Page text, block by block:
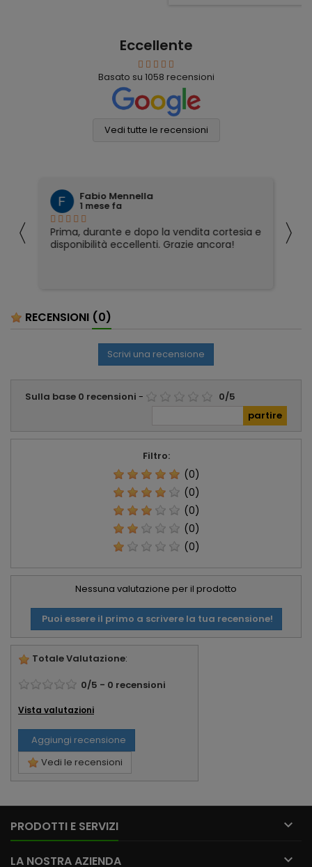
Eccellente
Basato su 1058 recensioni
Vedi tutte le recensioni
〈
Fabio Mennella
1 mese fa
Prima, durante e dopo la vendita cortesia e
disponibilità eccellenti. Grazie ancora!
〉
RECENSIONI (0)
Scrivi una recensione
Sulla base 0 recensioni - 0/5
Filtro:
(0)
(0)
(0)
(0)
(0)
Nessuna valutazione per il prodotto
Puoi essere il primo a scrivere la tua recensione!
Totale Valutazione:
0/5 - 0 recensioni
Vista valutazioni
Aggiungi recensione
Vedi le recensioni
PRODOTTI E SERVIZI 
LA NOSTRA AZIENDA 